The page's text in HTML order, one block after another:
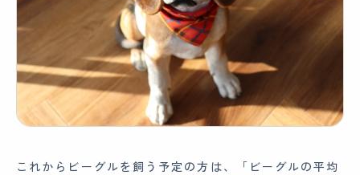
これからビーグルを飼う予定の方は、「ビーグルの平均